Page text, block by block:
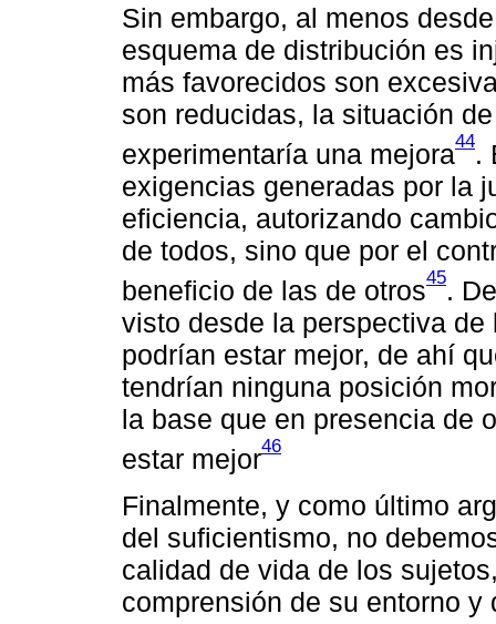
Sin embargo, al menos
esquema de distribución es
más favorecidos son
son reducidas, la situación
experimentaría una mejora44.
exigencias generadas por la
eficiencia, autorizando
de todos, sino que por el
beneficio de las de otros45.
visto desde la perspectiva
podrían estar mejor, de ahí
tendrían ninguna posición
la base que en presencia de
estar mejor46
Finalmente, y como último
del suficientismo, no
calidad de vida de los
comprensión de su entorno